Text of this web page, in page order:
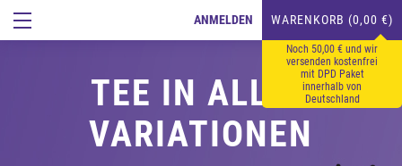
ANMELDEN WARENKORB (0,00 €)
Noch 50,00 € und wir
versenden kostenfrei
mit DPD Paket
innerhalb von
Deutschland
TEE IN ALLEN
VARIATIONEN